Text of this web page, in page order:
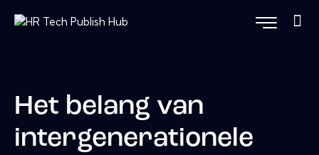
Het belang van
intergenerationele